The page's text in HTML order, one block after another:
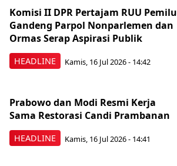
HEADLINE
Komisi II DPR Pertajam RUU
Gandeng Parpol Nonparlemen dan
Ormas Serap Aspirasi Publik
Kamis, 16 Jul 2026 - 14:42
HEADLINE
Prabowo dan Modi Resmi Kerja
Sama Restorasi Candi Prambanan
Kamis, 16 Jul 2026 - 14:41